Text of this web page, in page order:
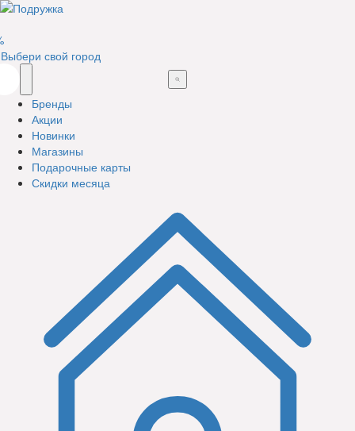
Выбери свой город
Бренды
Акции
Новинки
Магазины
Подарочные карты
Скидки месяца